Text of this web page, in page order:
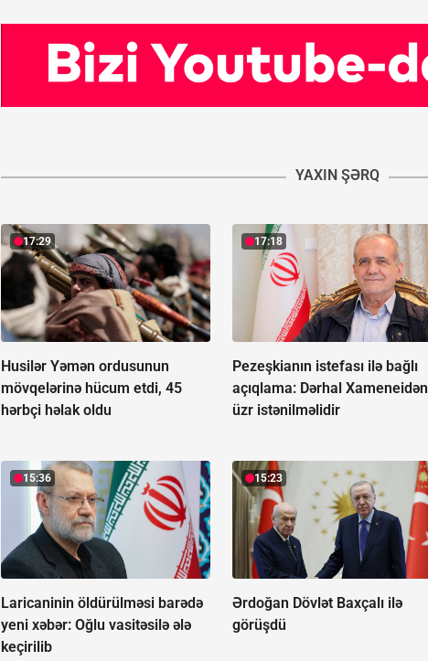
YAXIN ŞƏRQ
17:29
Husilər Yəmən ordusunun
mövqelərinə hücum etdi, 45
hərbçi həlak oldu
17:18
Pezeşkianın istefası ilə bağlı
açıqlama: Dərhal Xameneidən
üzr istənilməlidir
15:36
Laricaninin öldürülməsi barədə
yeni xəbər: Oğlu vasitəsilə ələ
keçirilib
15:23
Ərdoğan Dövlət Baxçalı ilə
görüşdü